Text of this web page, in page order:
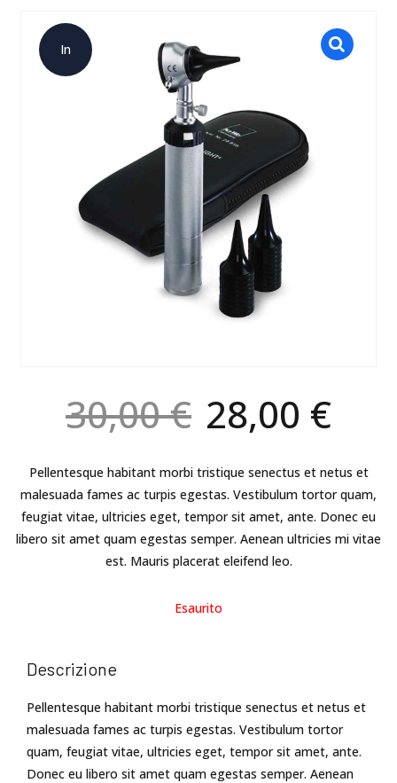
In
30,00€ Il
prezzo
originale
era:
30,00 €.
28,00 €Il
è:
Pellentesque habitant morbi tristique senectus et netus et
malesuada fames ac turpis egestas. Vestibulum tortor quam,
feugiat vitae, ultricies eget, tempor sit amet, ante. Donec eu
libero sit amet quam egestas semper. Aenean ultricies mi vitae
est. Mauris placerat eleifend leo.
Esaurito
Descrizione
Pellentesque habitant morbi tristique senectus et netus et
malesuada fames ac turpis egestas. Vestibulum tortor
quam, feugiat vitae, ultricies eget, tempor sit amet, ante.
Donec eu libero sit amet quam egestas semper. Aenean